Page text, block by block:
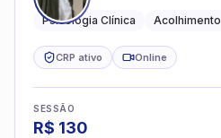
Psicologia Clínica Acolhimento
CRP ativo Online
SESSÃO
R$ 130